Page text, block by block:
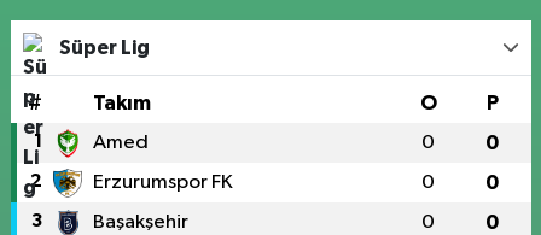
Süper Lig
# Takım O P
1 Amed 0 0
2 Erzurumspor FK 0 0
3 Başakşehir 0 0